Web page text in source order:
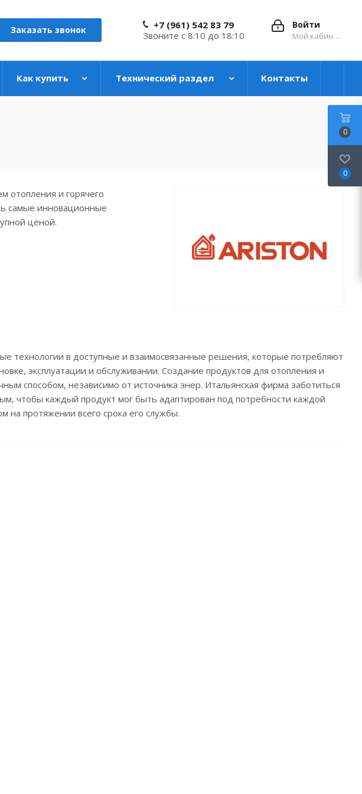
Заказать звонок Войти
Мой кабинет
+7 (961) 542 83 79
Звоните с 8:10 до 18:10
Как купить Технический раздел Контакты
отопления и горячего
самые инновационные
ценой.
в доступные и взаимосвязанные решения, которые потребляют
эксплуатации и обслуживании. Создание продуктов для отопления и
способом, независимо от источника энер. Итальянская фирма заботиться
чтобы каждый продукт мог быть адаптирован под потребности каждой
на протяжении всего срока его службы.
0
0